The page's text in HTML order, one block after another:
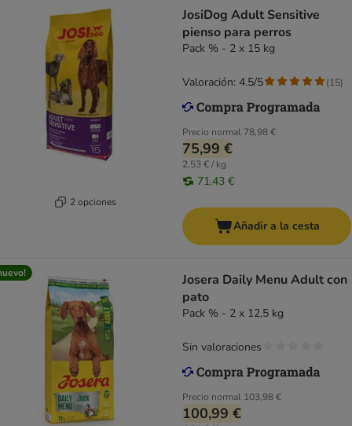
2 opciones
JosiDog Adult Sensitive
pienso para perros
Pack % - 2 x 15 kg
Precio normal 78,98 €
75,99 €
2,53 € / kg
71,43 €
Valoración: 4.5/5 (15)
Añadir a la cesta
Josera Daily Menu Adult con
pato
Pack % - 2 x 12,5 kg
Precio normal 103,98 €
100,99 €
Sin valoraciones